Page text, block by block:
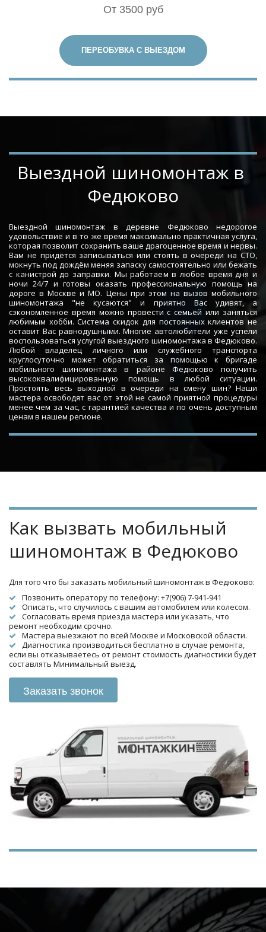
От 3500 руб
ПЕРЕОБУВКА С ВЫЕЗДОМ
­­­­Выездной шиномонтаж в
Федюково
Выездной шиномонтаж в деревне Федюково недорогое
удовольствие и в то же время максимально практичная услуга,
которая позволит сохранить ваше драгоценное время и нервы.
Вам не придётся записываться или стоять в очереди на СТО,
мокнуть под дождём меняя запаску самостоятельно или бежать
с канистрой до заправки. Мы работаем в любое время дня и
ночи 24/7 и готовы оказать профессиональную помощь на
дороге в Москве и МО. Цены при этом на вызов мобильного
шиномонтажа "не кусаются" и приятно Вас удивят, а
сэкономленное время можно провести с семьёй или заняться
любимым хобби. Система скидок для постоянных клиентов не
оставит Вас равнодушными. Многие автолюбители уже успели
воспользоваться услугой выездного шиномонтажа в Федюково.
Любой владелец личного или служебного транспорта
круглосуточно может обратиться за помощью к бригаде
мобильного шиномонтажа в районе Федюково получить
высококвалифицированную помощь в любой ситуации.
Простоять весь выходной в очереди на смену шин? Наши
мастера освободят вас от этой не самой приятной процедуры
менее чем за час, с гарантией качества и по очень доступным
ценам в нашем регионе.
Как вызвать мобильный
шиномонтаж в Федюково
Для того что бы заказать мобильный шиномонтаж в Федюково:
Позвонить оператору по телефону: +7(906) 7-941-941
Описать, что случилось с вашим автомобилем или колесом.
Согласовать время приезда мастера или указать, что
ремонт необходим срочно.
Мастера выезжают по всей Москве и Московской области.
Диагностика производиться бесплатно в случае ремонта,
если вы отказываетесь от ремонт стоимость диагностики будет
составлять Минимальный выезд.
Заказать звонок